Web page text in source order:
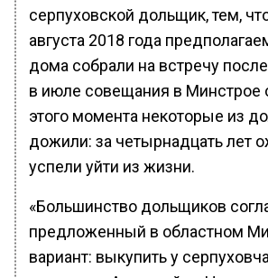
серпуховской дольщик, тем,
августа 2018 года
дома собрали на встречу
в июле совещания в Минстрое
этого момента некоторые из
дожили: за четырнадцать лет
успели уйти из жизни.
«Большинство дольщиков
предложенный в областном
вариант: выкупить у